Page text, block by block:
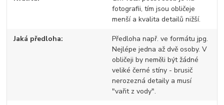
fotografii, tím jsou obličeje
menší a kvalita detailů nižší.
Jaká předloha
Předloha např. ve formátu jpg.
Nejlépe jedna až dvě osoby. V
obličeji by neměli být žádné
veliké černé stíny - brusič
nerozezná detaily a musí
"vařit z vody".